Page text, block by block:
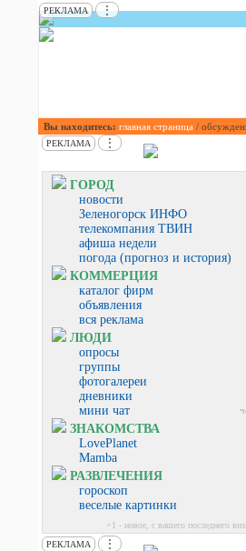
РЕКЛАМА ⋮
Вы находитесь: главная страница /
РЕКЛАМА ⋮
ГОРОД
новости
Зеленогорск ИНФО
телекомпания ТВИН
афиша недели
погода (прогноз и история)
КОММЕРЦИЯ
каталог фирм
объявления
вся реклама
ЛЮДИ
опросы
группы
фотогалереи
дневники
мини чат
ЗНАКОМСТВА
LovePlanet
Mamba
РАЗВЛЕЧЕНИЯ
гороскоп
веселые картинки
+1 - новое, с вашего последнего
РЕКЛАМА
⋮